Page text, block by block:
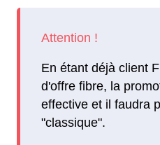
En étant déjà client
d'offre fibre, la
effective et il faudra
"classique".